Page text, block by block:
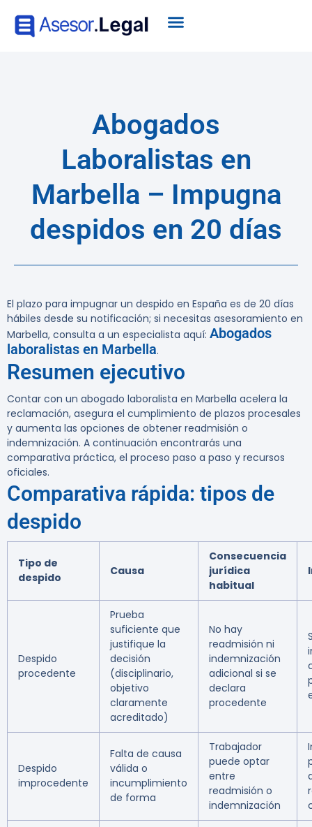
Abogados
Laboralistas en
Marbella – Impugna
despidos en 20 días
El plazo para impugnar un despido en España es de 20 días
hábiles desde su notificación; si necesitas asesoramiento en
Marbella, consulta a un especialista aquí: Abogados
laboralistas en Marbella.
Resumen ejecutivo
Contar con un abogado laboralista en Marbella acelera la
reclamación, asegura el cumplimiento de plazos procesales
y aumenta las opciones de obtener readmisión o
indemnización. A continuación encontrarás una
comparativa práctica, el proceso paso a paso y recursos
oficiales.
Comparativa rápida: tipos de
despido
Tipo de
despido
Causa
Consecuencia
jurídica
habitual
Despido
procedente
Prueba
suficiente que
justifique la
decisión
(disciplinario,
objetivo
claramente
acreditado)
No hay
readmisión ni
indemnización
adicional si se
declara
procedente
Despido
improcedente
Falta de causa
válida o
incumplimiento
de forma
Trabajador
puede optar
entre
readmisión o
indemnización